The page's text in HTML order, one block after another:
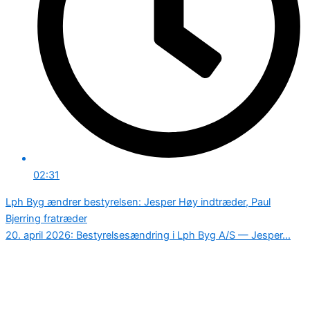
02:31
Lph Byg ændrer bestyrelsen: Jesper Høy indtræder, Paul
Bjerring fratræder
20. april 2026: Bestyrelsesændring i Lph Byg A/S — Jesper...